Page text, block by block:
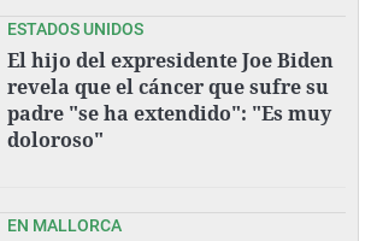
ESTADOS UNIDOS
El hijo del expresidente Joe Biden
revela que el cáncer que sufre su
padre "se ha extendido": "Es muy
doloroso"
EN MALLORCA